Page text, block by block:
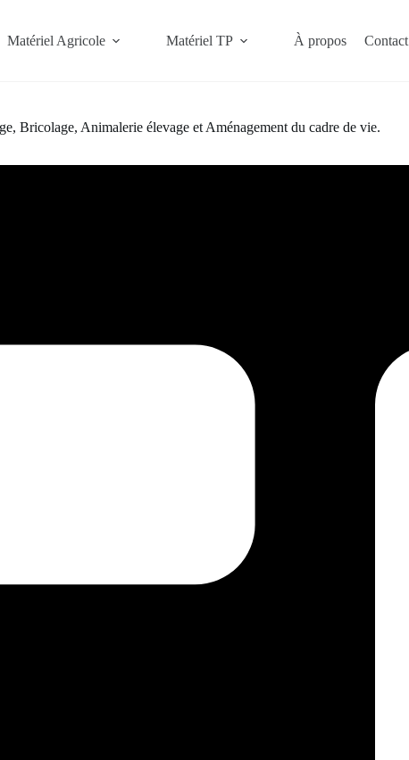
Matériel Agricole Matériel TP À propos Contact
Bricolage, Animalerie élevage et Aménagement du cadre de vie.